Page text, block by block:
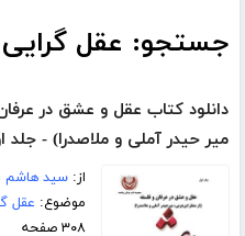
جستجو: عقل گرایی
دانلود کتاب عقل و عشق در
میر حیدر آملی و ملاصدرا) - جلد
از:سید هاشم
موضوع: عقل
۳۰۸ صفحه